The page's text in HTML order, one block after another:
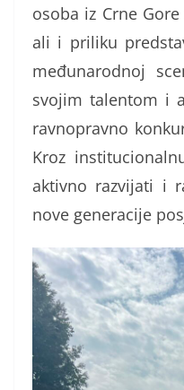
osoba iz Crne
ali i priliku
međunarodnoj
svojim talentom i
ravnopravno
Kroz
aktivno razvijati i
nove generacije